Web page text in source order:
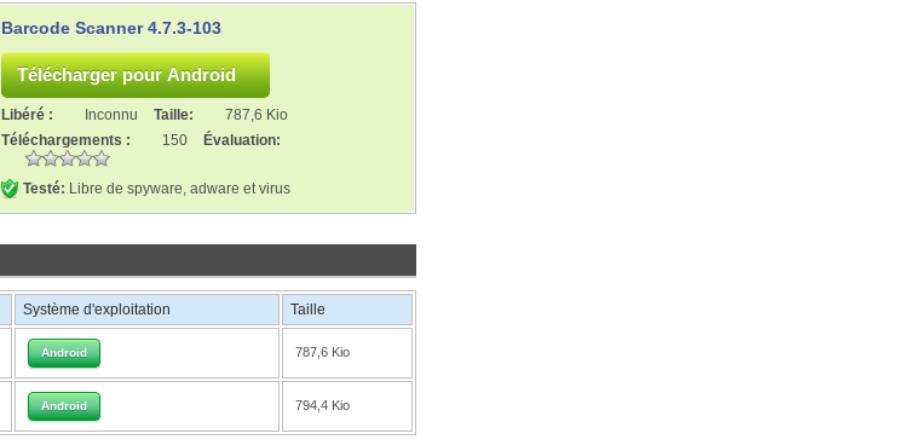
Barcode Scanner 4.7.3-103
Libéré : Inconnu Taille:
787,6 Kio
Téléchargements :
150 Évaluation:
Testé: Libre de spyware, adware et virus
Système d'exploitation Taille
Android 787,6 Kio
Android 794,4 Kio